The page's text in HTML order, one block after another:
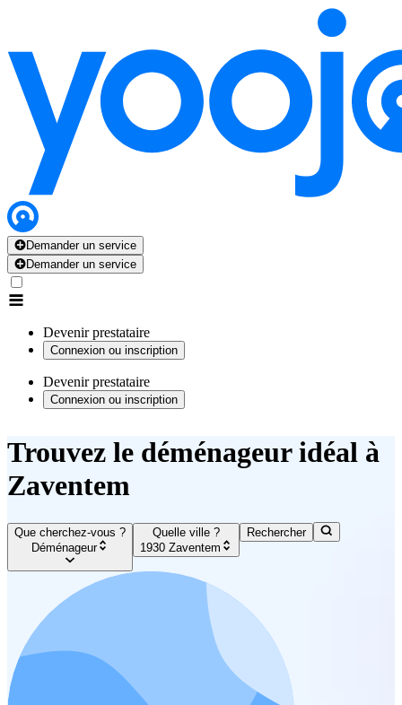
Demander un service
Demander un service
Devenir prestataire
Connexion ou inscription
Devenir prestataire
Connexion ou inscription
Trouvez le déménageur idéal à
Zaventem
Que cherchez-vous ?
Déménageur
Quelle ville ?
1930 Zaventem
Rechercher